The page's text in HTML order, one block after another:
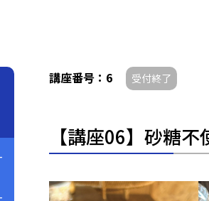
講座番号：6 受付終了
【講座06】砂糖